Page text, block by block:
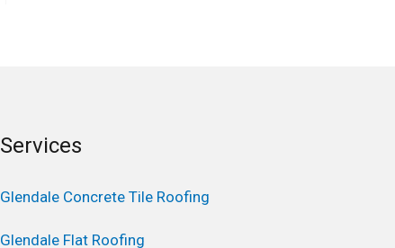
Services
Glendale Concrete Tile Roofing
Glendale Flat Roofing